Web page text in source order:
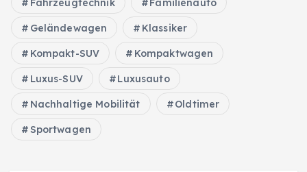
Fahrzeugtechnik Familienauto
Geländewagen Klassiker
Kompakt-SUV Kompaktwagen
Luxus-SUV Luxusauto
Nachhaltige Mobilität Oldtimer
Sportwagen